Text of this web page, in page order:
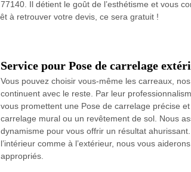
Il détient le goût de l’esthétisme et vous
à retrouver votre devis, ce sera gratuit !
Service pour Pose de carrelage
Vous pouvez choisir vous-même les carreaux,
continuent avec le reste. Par leur
vous promettent une Pose de carrelage précise
carrelage mural ou un revêtement de sol. Nous
dynamisme pour vous offrir un résultat
l’intérieur comme à l’extérieur, nous vous
appropriés.